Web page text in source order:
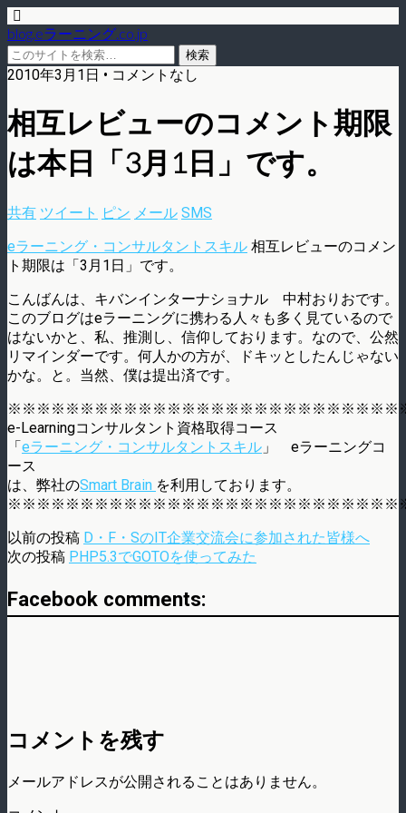
blog.eラーニング.co.jp
2010年3月1日 • コメントなし
相互レビューのコメント期限
は本日「3月1日」です。
共有 ツイート ピン メール SMS
eラーニング・コンサルタントスキル 相互レビューのコメン
ト期限は「3月1日」です。
こんばんは、キバンインターナショナル 中村おりおです。
このブログはeラーニングに携わる人々も多く見ているので
はないかと、私、推測し、信仰しております。なので、公然
リマインダーです。何人かの方が、ドキッとしたんじゃない
かな。と。当然、僕は提出済です。
e-Learningコンサルタント資格取得コース
「eラーニング・コンサルタントスキル 」 eラーニングコ
ース
は、弊社のSmart Brain を利用しております。
以前の投稿 D・F・SのIT企業交流会に参加された皆様へ
次の投稿 PHP5.3でGOTOを使ってみた
Facebook comments:
コメントを残す
メールアドレスが公開されることはありません。